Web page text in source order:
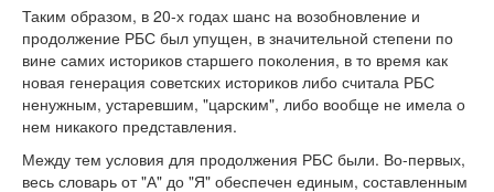
Таким образом, в 20-х годах шанс на возобновление и
продолжение РБС был упущен, в значительной степени по
вине самих историков старшего поколения, в то время как
новая генерация советских историков либо считала РБС
ненужным, устаревшим, "царским", либо вообще не имела о
нем никакого представления.
Между тем условия для продолжения РБС были. Во-первых,
весь словарь от "А" до "Я" обеспечен единым, составленным